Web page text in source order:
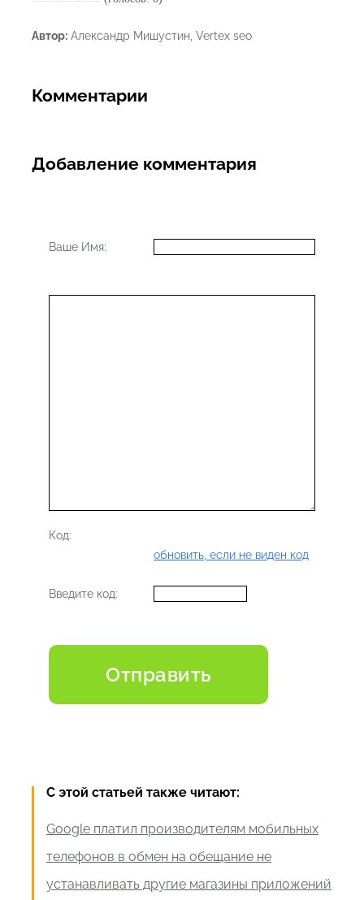
Автор: Александр Мишустин, Vertex seo
Комментарии
Добавление комментария
Ваше Имя:
Код:
обновить, если не виден код
Введите код:
С этой статьей также читают:
Google платил производителям мобильных
телефонов в обмен на обещание не
устанавливать другие магазины приложений